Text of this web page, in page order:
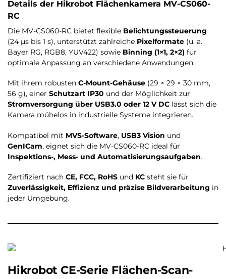
Details der Hikrobot Flächenkamera MV-CS060-
RC
Die MV-CS060-RC bietet flexible Belichtungssteuerung
(24 µs bis 1 s), unterstützt zahlreiche Pixelformate (u. a.
Bayer RG, RGB8, YUV422) sowie Binning (1×1, 2×2) für
optimale Anpassung an verschiedene Anwendungen.
Mit ihrem robusten C-Mount-Gehäuse (29 × 29 × 30 mm,
56 g), einer Schutzart IP30 und der Möglichkeit zur
Stromversorgung über USB3.0 oder 12 V DC lässt sich die
Kamera mühelos in industrielle Systeme integrieren.
Kompatibel mit MVS-Software, USB3 Vision und
GenICam, eignet sich die MV-CS060-RC ideal für
Inspektions-, Mess- und Automatisierungsaufgaben.
Zertifiziert nach CE, FCC, RoHS und KC steht sie für
Zuverlässigkeit, Effizienz und präzise Bildverarbeitung in
jeder Umgebung.
Hikrobot CE-Serie Flächen-Scan-